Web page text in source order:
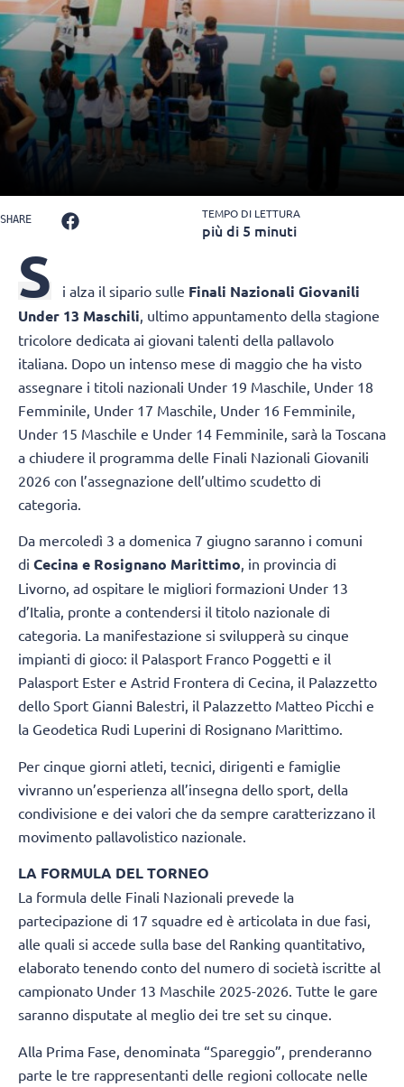
SHARE TEMPO DI LETTURA
più di 5 minuti
S i alza il sipario sulle Finali Nazionali Giovanili
Under 13 Maschili, ultimo appuntamento della stagione
tricolore dedicata ai giovani talenti della pallavolo
italiana. Dopo un intenso mese di maggio che ha visto
assegnare i titoli nazionali Under 19 Maschile, Under 18
Femminile, Under 17 Maschile, Under 16 Femminile,
Under 15 Maschile e Under 14 Femminile, sarà la Toscana
a chiudere il programma delle Finali Nazionali Giovanili
2026 con l’assegnazione dell’ultimo scudetto di
categoria.
Da mercoledì 3 a domenica 7 giugno saranno i comuni
di Cecina e Rosignano Marittimo, in provincia di
Livorno, ad ospitare le migliori formazioni Under 13
d’Italia, pronte a contendersi il titolo nazionale di
categoria. La manifestazione si svilupperà su cinque
impianti di gioco: il Palasport Franco Poggetti e il
Palasport Ester e Astrid Frontera di Cecina, il Palazzetto
dello Sport Gianni Balestri, il Palazzetto Matteo Picchi e
la Geodetica Rudi Luperini di Rosignano Marittimo.
Per cinque giorni atleti, tecnici, dirigenti e famiglie
vivranno un’esperienza all’insegna dello sport, della
condivisione e dei valori che da sempre caratterizzano il
movimento pallavolistico nazionale.
LA FORMULA DEL TORNEO
La formula delle Finali Nazionali prevede la
partecipazione di 17 squadre ed è articolata in due fasi,
alle quali si accede sulla base del Ranking quantitativo,
elaborato tenendo conto del numero di società iscritte al
campionato Under 13 Maschile 2025-2026. Tutte le gare
saranno disputate al meglio dei tre set su cinque.
Alla Prima Fase, denominata “Spareggio”, prenderanno
parte le tre rappresentanti delle regioni collocate nelle